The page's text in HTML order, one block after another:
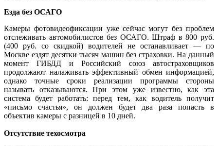
Езда без ОСАГО
Камеры фотовидеофиксации уже сейчас могут без проблем
отслеживать автомобилистов без ОСАГО. Штраф в 800 руб.
(400 руб. со скидкой) водителей не останавливает — по
Москве ездят десятки тысяч машин без страховки. На данный
момент ГИБДД и Российский союз автостраховщиков
продолжают налаживать эффективный обмен информацией,
однако точные сроки реализации программы стороны
называть отказываются. При этом уже известно, как эта
система будет работать: перед тем, как водитель получит
«письмо счастья», он должен будет два раза попасть в
объектив камеры с разницей в 10 дней.
Отсутствие техосмотра